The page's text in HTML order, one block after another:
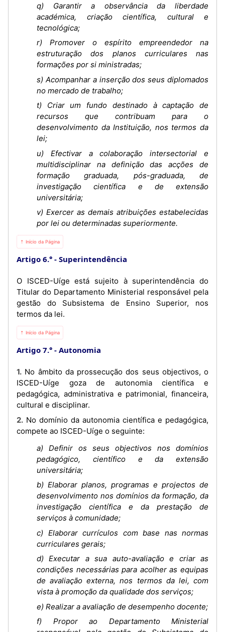
q) Garantir a observância da liberdade
académica, criação científica, cultural e
tecnológica;
r) Promover o espírito empreendedor na
estruturação dos planos curriculares nas
formações por si ministradas;
s) Acompanhar a inserção dos seus diplomados
no mercado de trabalho;
t) Criar um fundo destinado à captação de
recursos que contribuam para o
desenvolvimento da Instituição, nos termos da
lei;
u) Efectivar a colaboração intersectorial e
multidisciplinar na definição das acções de
formação graduada, pós-graduada, de
investigação científica e de extensão
universitária;
v) Exercer as demais atribuições estabelecidas
por lei ou determinadas superiormente.
⇡ Início da Página
Artigo 6.° Superintendência
O ISCED-Uíge está sujeito à superintendência do
Titular do Departamento Ministerial responsável pela
gestão do Subsistema de Ensino Superior, nos
termos da lei.
⇡ Início da Página
Artigo 7.° Autonomia
1. No âmbito da prossecução dos seus objectivos, o
ISCED-Uíge goza de autonomia científica e
pedagógica, administrativa e patrimonial, financeira,
cultural e disciplinar.
2. No domínio da autonomia científica e pedagógica,
compete ao ISCED-Uíge o seguinte:
a) Definir os seus objectivos nos domínios
pedagógico, científico e da extensão
universitária;
b) Elaborar planos, programas e projectos de
desenvolvimento nos domínios da formação, da
investigação científica e da prestação de
serviços à comunidade;
c) Elaborar currículos com base nas normas
curriculares gerais;
d) Executar a sua auto-avaliação e criar as
condições necessárias para acolher as equipas
de avaliação externa, nos termos da lei, com
vista à promoção da qualidade dos serviços;
e) Realizar a avaliação de desempenho docente;
f) Propor ao Departamento Ministerial